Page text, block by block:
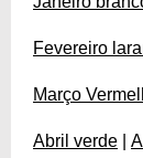
Fevereiro
Março
Abril verde